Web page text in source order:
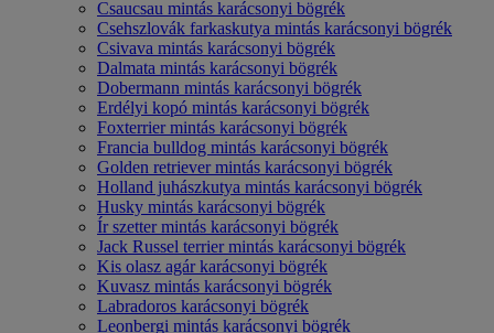
Csaucsau mintás karácsonyi bögrék
Csehszlovák farkaskutya mintás karácsonyi bögrék
Csivava mintás karácsonyi bögrék
Dalmata mintás karácsonyi bögrék
Dobermann mintás karácsonyi bögrék
Erdélyi kopó mintás karácsonyi bögrék
Foxterrier mintás karácsonyi bögrék
Francia bulldog mintás karácsonyi bögrék
Golden retriever mintás karácsonyi bögrék
Holland juhászkutya mintás karácsonyi bögrék
Husky mintás karácsonyi bögrék
Ír szetter mintás karácsonyi bögrék
Jack Russel terrier mintás karácsonyi bögrék
Kis olasz agár karácsonyi bögrék
Kuvasz mintás karácsonyi bögrék
Labradoros karácsonyi bögrék
Leonbergi mintás karácsonyi bögrék